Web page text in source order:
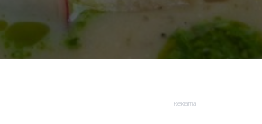
Reklama